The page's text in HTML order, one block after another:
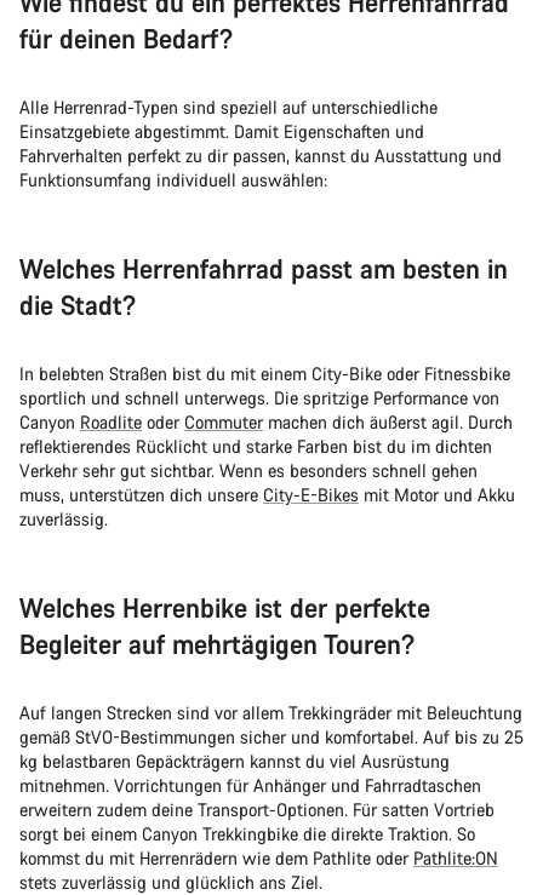
für deinen Bedarf?
Alle Herrenrad-Typen sind speziell auf unterschiedliche
Einsatzgebiete abgestimmt. Damit Eigenschaften und
Fahrverhalten perfekt zu dir passen, kannst du Ausstattung und
Funktionsumfang individuell auswählen:
Welches Herrenfahrrad passt am besten in
die Stadt?
In belebten Straßen bist du mit einem City-Bike oder Fitnessbike
sportlich und schnell unterwegs. Die spritzige Performance von
Canyon Roadlite oder Commutermachen dich äußerst agil. Durch
reflektierendes Rücklicht und starke Farben bist du im dichten
Verkehr sehr gut sichtbar. Wenn es besonders schnell gehen
muss, unterstützen dich unsere City-E-Bikes mit Motor und Akku
zuverlässig.
Welches Herrenbike ist der perfekte
Begleiter auf mehrtägigen Touren?
Auf langen Strecken sind vor allem Trekkingräder mit Beleuchtung
gemäß StVO-Bestimmungen sicher und komfortabel. Auf bis zu 25
kg belastbaren Gepäckträgern kannst du viel Ausrüstung
mitnehmen. Vorrichtungen für Anhänger und Fahrradtaschen
erweitern zudem deine Transport-Optionen. Für satten Vortrieb
sorgt bei einem Canyon Trekkingbike die direkte Traktion. So
kommst du mit Herrenrädern wie dem Pathlite oder Pathlite:ON
stets zuverlässig und glücklich ans Ziel.